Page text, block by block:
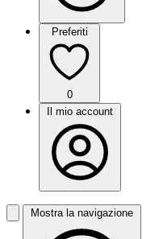
Preferiti
0
Il mio account
Mostra la navigazione